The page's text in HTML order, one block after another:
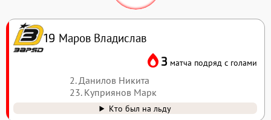
19 Маров Владислав
3 матча подряд с голами
2. Данилов Никита
23. Куприянов Марк
Кто был на льду